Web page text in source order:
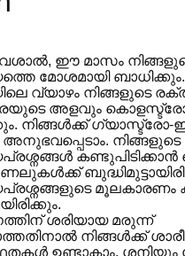
ഈ മാസം
മോശമായി ബാധിക്കും.
വ്യാഴം നിങ്ങളുടെ
അളവും
നിങ്ങൾക്ക്
നിങ്ങളുടെ
കണ്ടുപിടിക്കാൻ
മൂലകാരണം
ശരിയായ മരുന്ന്
നിങ്ങൾക്ക്
ഉണ്ടാകാം.